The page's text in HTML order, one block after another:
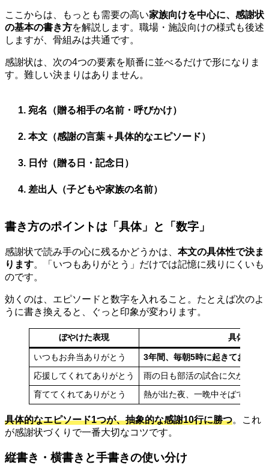
ここからは、もっとも需要の高い家族向けを中心に、感謝状
の基本の書き方を解説します。職場・施設向けの様式も後述
しますが、骨組みは共通です。
感謝状は、次の4つの要素を順番に並べるだけで形になりま
す。難しい決まりはありません。
宛名（贈る相手の名前・呼びかけ）
本文（感謝の言葉＋具体的なエピソード）
日付（贈る日・記念日）
差出人（子どもや家族の名前）
書き方のポイントは「具体」と「数字」
感謝状で読み手の心に残るかどうかは、 本文の具体性で決ま
ります。「いつもありがとう」だけでは記憶に残りにくいも
のです。
効くのは、エピソードと数字を入れること。たとえば次のよ
うに書き換えると、ぐっと印象が変わります。
ぼやけた表現 具体的な
いつもお弁当ありがとう 3年間、毎朝5時に起きてお弁当
応援してくれてありがとう 雨の日も部活の試合に欠かさず
育ててくれてありがとう 熱が出た夜、一晩中そばで看病
具体的なエピソード1つが、抽象的な感謝10行に勝つ。これ
が感謝状づくりで一番大切なコツです。
縦書き・横書きと手書きの使い分け